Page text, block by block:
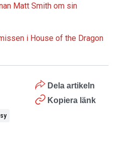
Matt Smith om sin
i House of the Dragon
Dela artikeln
Kopiera länk